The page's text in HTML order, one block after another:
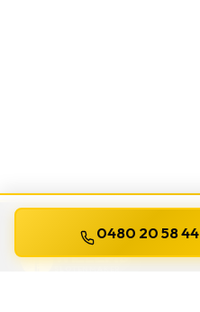
WILLEMS
0480 20 58 44